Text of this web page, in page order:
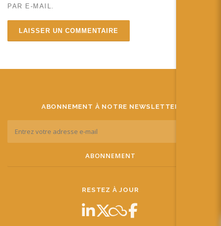
PAR E-MAIL.
ABONNEMENT À NOTRE NEWSLETTER
RESTEZ À JOUR